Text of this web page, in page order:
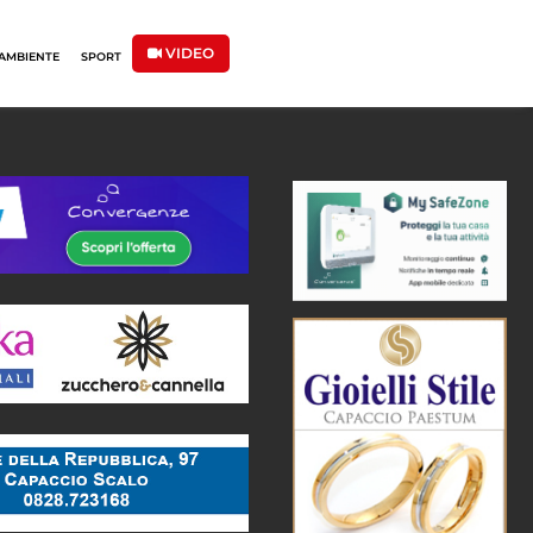
SPORT VIDEO